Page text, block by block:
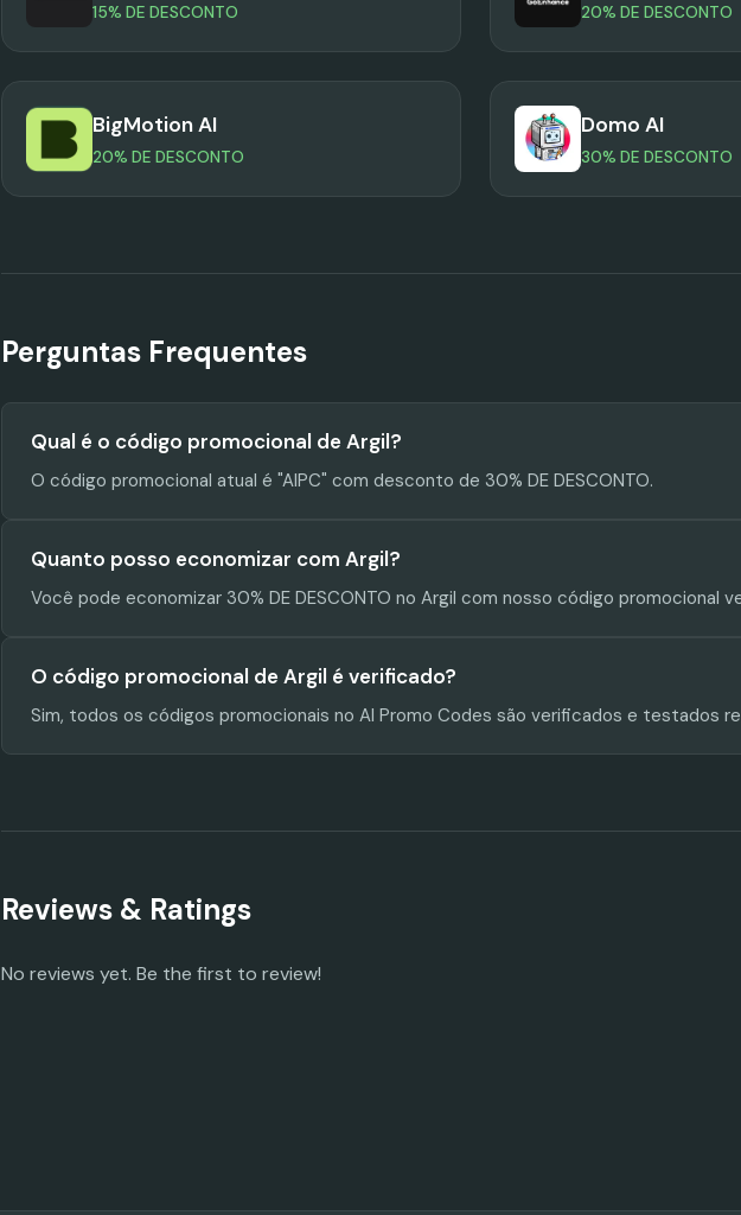
15% DE DESCONTO 20% DE DESCONTO
BigMotion AI
20% DE DESCONTO
Domo AI
30% DE DESCONTO
Perguntas Frequentes
Qual é o código promocional de Argil?
O código promocional atual é "AIPC" com desconto de 30% DE DESCONTO.
Quanto posso economizar com Argil?
Você pode economizar 30% DE DESCONTO no Argil com nosso código promocional
O código promocional de Argil é verificado?
Sim, todos os códigos promocionais no AI Promo Codes são verificados e testados
Reviews & Ratings
No reviews yet. Be the first to review!